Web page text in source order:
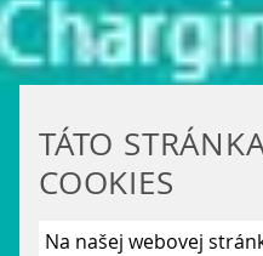
TÁTO
COOKIES
Na našej webovej